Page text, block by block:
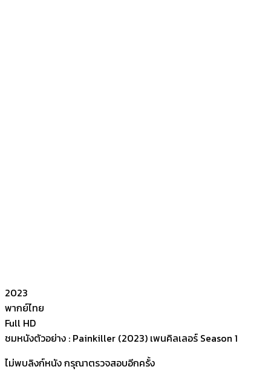
2023
พากย์ไทย
Full HD
ชมหนังตัวอย่าง : Painkiller (2023) เพนคิลเลอร์ Season 1
ไม่พบลิงก์หนัง กรุณาตรวจสอบอีกครั้ง